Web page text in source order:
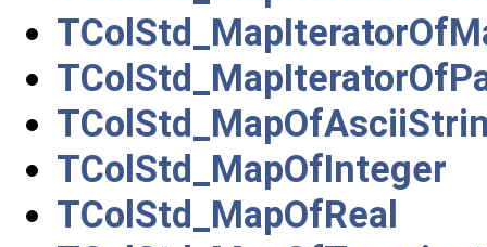
TColStd_MapOfInteger
TColStd_MapOfReal